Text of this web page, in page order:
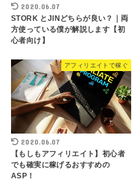
2020.06.07
STORK とJINどちらが良い？｜両
方使っている僕が解説します【初
心者向け】
アフィリエイトで稼ぐ
2020.06.07
【もしもアフィリエイト】初心者
でも確実に稼げるおすすめの
ASP！